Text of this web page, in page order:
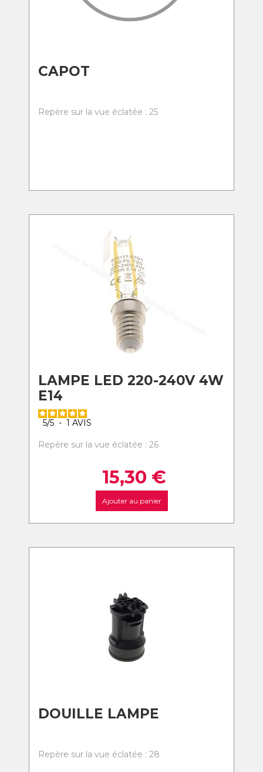
CAPOT
Repère sur la vue éclatée : 25
LAMPE LED 220-240V 4W
E14
5/5 - 1 AVIS
Repère sur la vue éclatée : 26
15,30 €
Ajouter au panier
DOUILLE LAMPE
Repère sur la vue éclatée : 28